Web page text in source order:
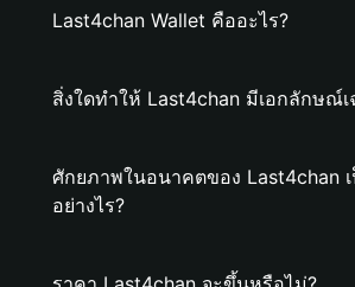
Last4chan Wallet คืออะไร?
สิ่งใดทำให้ Last4chan มีเอกลักษณ์
ศักยภาพในอนาคตของ Last4chan
อย่างไร?